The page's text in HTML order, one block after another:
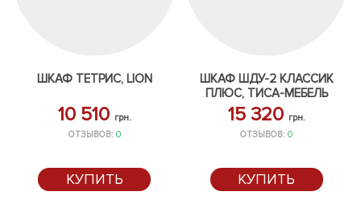
ШКАФ ТЕТРИС, LION
10 510 грн.
ОТЗЫВОВ: 0
КУПИТЬ
ШКАФ ШДУ-2 КЛАССИК
ПЛЮС, ТИСА-МЕБЕЛЬ
15 320 грн.
ОТЗЫВОВ:0
КУПИТЬ